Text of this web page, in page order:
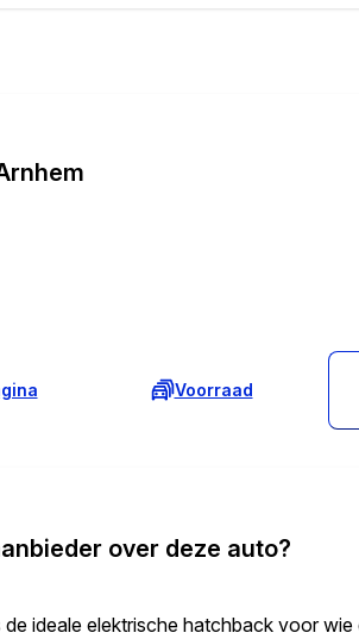
Voorraad
over deze auto?
ideale elektrische hatchback voor